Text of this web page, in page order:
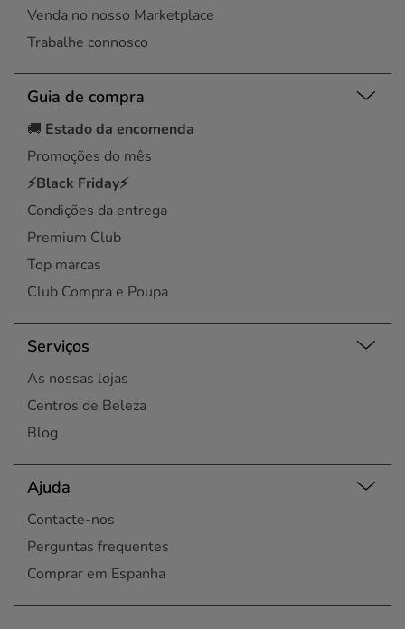
Venda no nosso Marketplace
Trabalhe connosco
Guia de compra
🚚 Estado da encomenda
Promoções do mês
⚡Black Friday⚡
Condições da entrega
Premium Club
Top marcas
Club Compra e Poupa
Serviços
As nossas lojas
Centros de Beleza
Blog
Ajuda
Contacte-nos
Perguntas frequentes
Comprar em Espanha